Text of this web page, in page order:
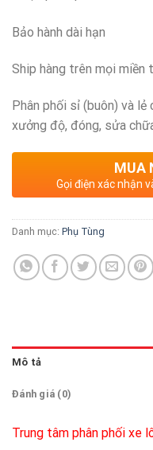
Bảo hành dài hạn
Ship hàng trên mọi miền
Phân phối sỉ (buôn) và lẻ
xưởng độ, đóng, sửa
MUA
Gọi điện xác nhận
Danh mục: Phụ Tùng
Mô tả
Đánh giá (0)
Trung tâm phân phối xe